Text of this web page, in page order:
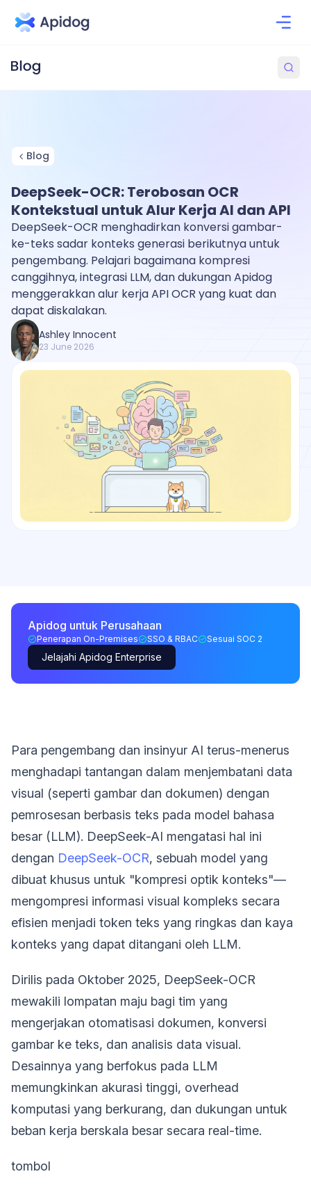
Blog
DeepSeek-OCR: Terobosan OCR
Kontekstual untuk Alur Kerja AI dan API
DeepSeek-OCR menghadirkan konversi gambar-
ke-teks sadar konteks generasi berikutnya untuk
pengembang. Pelajari bagaimana kompresi
canggihnya, integrasi LLM, dan dukungan Apidog
menggerakkan alur kerja API OCR yang kuat dan
dapat diskalakan.
Ashley Innocent
23 June 2026
Apidog untuk Perusahaan
Penerapan On-Premises SSO & RBAC Sesuai SOC 2
Jelajahi Apidog Enterprise
Para pengembang dan insinyur AI terus-menerus
menghadapi tantangan dalam menjembatani data
visual (seperti gambar dan dokumen) dengan
pemrosesan berbasis teks pada model bahasa
besar (LLM). DeepSeek-AI mengatasi hal ini
dengan DeepSeek-OCR, sebuah model yang
dibuat khusus untuk "kompresi optik konteks"—
mengompresi informasi visual kompleks secara
efisien menjadi token teks yang ringkas dan kaya
konteks yang dapat ditangani oleh LLM.
Dirilis pada Oktober 2025, DeepSeek-OCR
mewakili lompatan maju bagi tim yang
mengerjakan otomatisasi dokumen, konversi
gambar ke teks, dan analisis data visual.
Desainnya yang berfokus pada LLM
memungkinkan akurasi tinggi, overhead
komputasi yang berkurang, dan dukungan untuk
beban kerja berskala besar secara real-time.
tombol